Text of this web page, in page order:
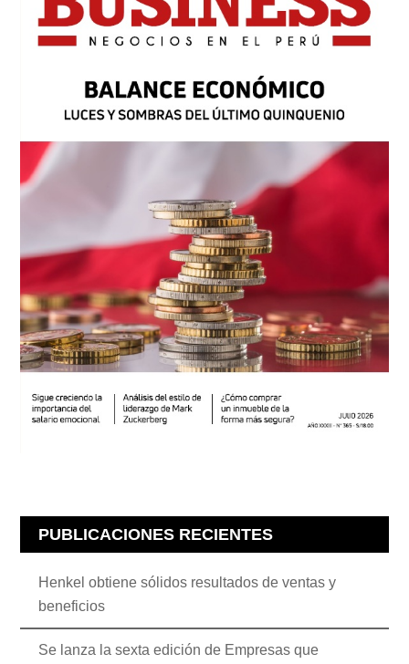
PUBLICACIONES RECIENTES
Henkel obtiene sólidos resultados de ventas y
beneficios
Se lanza la sexta edición de Empresas que